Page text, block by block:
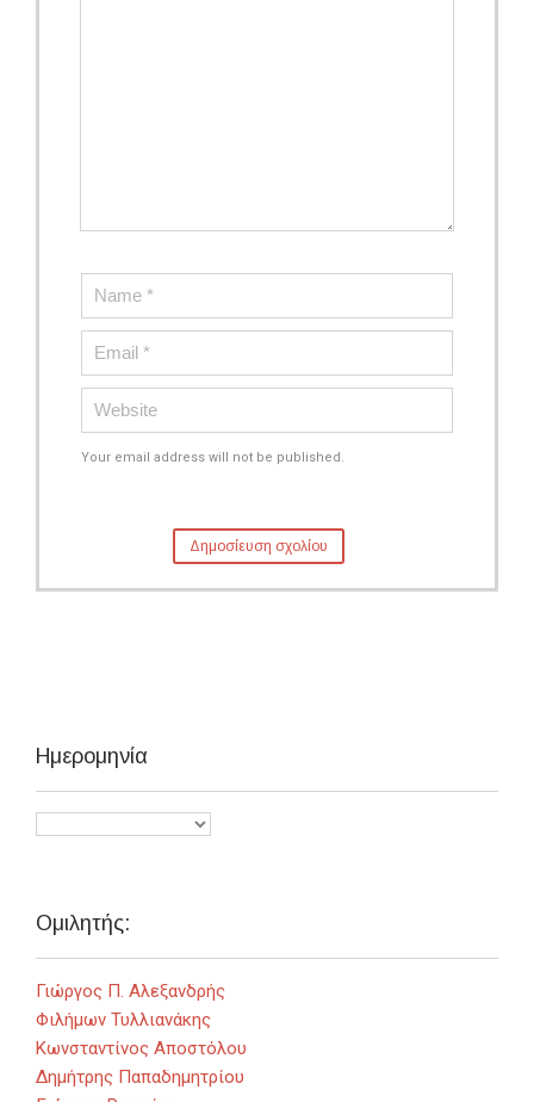
Your email address will not be published.
Ημερομηνία
Ομιλητής:
Γιώργος Π. Αλεξανδρής
Φιλήμων Τυλλιανάκης
Κωνσταντίνος Αποστόλου
Δημήτρης Παπαδημητρίου